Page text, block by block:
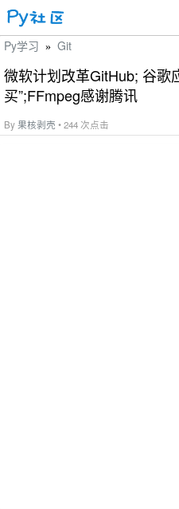
Py学习 » Git
微软计划改革GitHub; 谷歌
买”;FFmpeg感谢腾讯
By果核剥壳 • 244 次点击